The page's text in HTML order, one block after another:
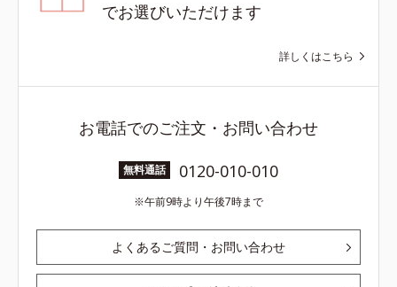
でお選びいただけます
詳しくはこちら
お電話でのご注文・お問い合わせ
無料通話 0120-010-010
午前9時より午後7時まで
よくあるご質問・お問い合わせ